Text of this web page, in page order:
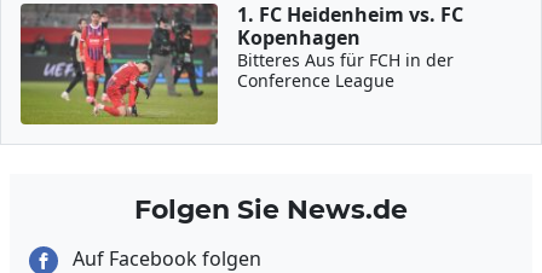
1. FC Heidenheim vs. FC
Kopenhagen
Bitteres Aus für FCH in der
Conference League
Folgen Sie News.de
Auf Facebook folgen